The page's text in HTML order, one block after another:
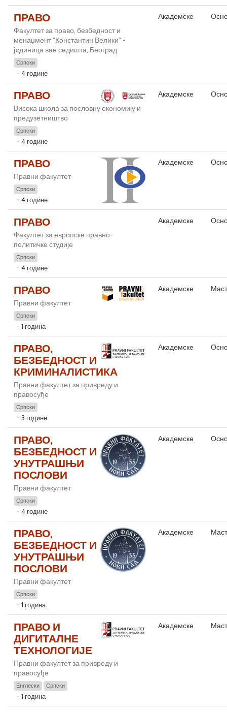
ПРАВО
Факултет за право, безбедност и
менаџмент "Константин Велики" -
jeдиница ван седишта, Београд
Српски
4 године
Академске
ПРАВО
Висока школа за пословну економију и
предузетништво
Српски
4 године
Академске
ПРАВО
Правни факултет
Српски
4 године
Академске
ПРАВО
Факултет за европске правно-
политичке студије
Српски
4 године
Академске
ПРАВО
Правни факултет
Српски
1 година
Академске
ПРАВО,
БЕЗБЕДНОСТ И
КРИМИНАЛИСТИКА
Правни факултет за привреду и
правосуђе
Српски
3 године
Академске
ПРАВО,
БЕЗБЕДНОСТ И
УНУТРАШЊИ
ПОСЛОВИ
Правни факултет
Српски
4 године
Академске
ПРАВО,
БЕЗБЕДНОСТ И
УНУТРАШЊИ
ПОСЛОВИ
Правни факултет
Српски
1 година
Академске
ПРАВО И
ДИГИТАЛНЕ
ТЕХНОЛОГИЈЕ
Правни факултет за привреду и
правосуђе
Енглески Српски
1 година
Академске